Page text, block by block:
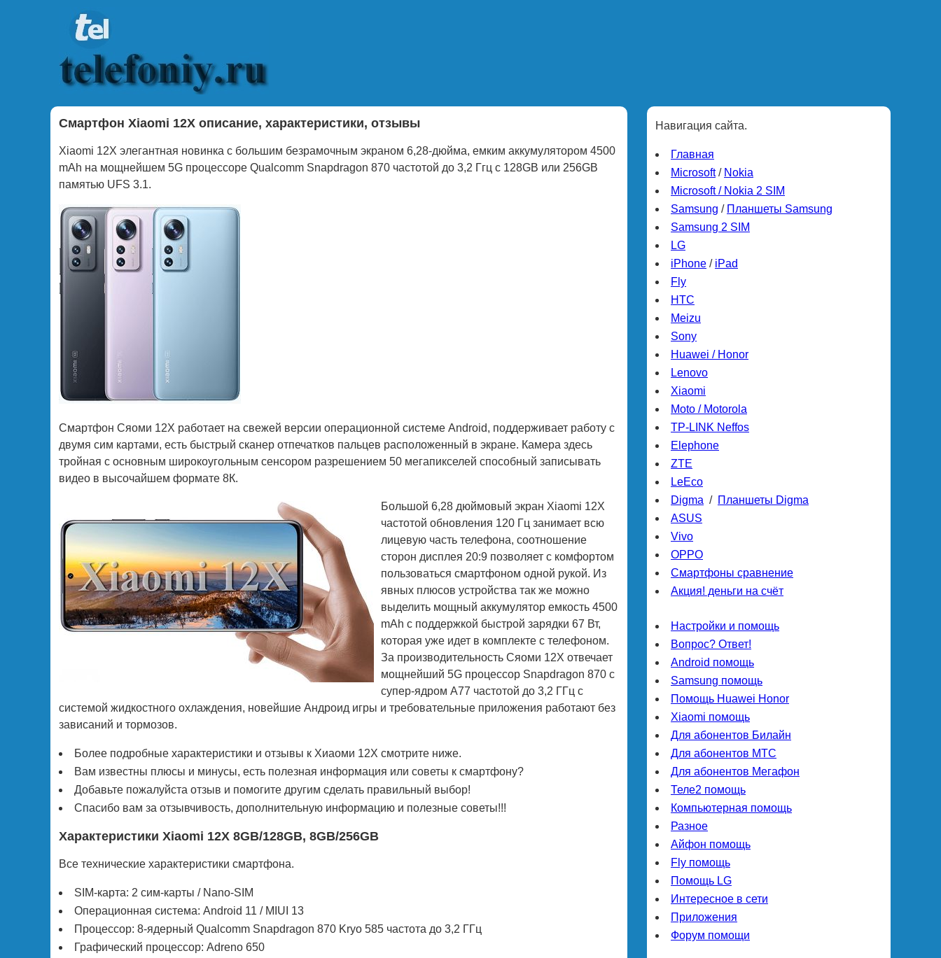
Смартфон Xiaomi 12X описание, характеристики, отзывы
Xiaomi 12X элегантная новинка с большим безрамочным экраном 6,28-дюйма, емким аккумулятором 4500
mAh на мощнейшем 5G процессоре Qualcomm Snapdragon 870 частотой до 3,2 Ггц с 128GB или 256GB
памятью UFS 3.1.
Смартфон Сяоми 12Х работает на свежей версии операционной системе Android, поддерживает работу с
двумя сим картами, есть быстрый сканер отпечатков пальцев расположенный в экране. Камера здесь
тройная с основным широкоугольным сенсором разрешением 50 мегапикселей способный записывать
видео в высочайшем формате 8К.
Большой 6,28 дюймовый экран Xiaomi 12X
частотой обновления 120 Гц занимает всю
лицевую часть телефона, соотношение
сторон дисплея 20:9 позволяет с комфортом
пользоваться смартфоном одной рукой. Из
явных плюсов устройства так же можно
выделить мощный аккумулятор емкость 4500
mAh с поддержкой быстрой зарядки 67 Вт,
которая уже идет в комплекте с телефоном.
За производительность Сяоми 12Х отвечает
мощнейший 5G процессор Snapdragon 870 с
супер-ядром A77 частотой до 3,2 ГГц с
системой жидкостного охлаждения, новейшие Андроид игры и требовательные приложения работают без
зависаний и тормозов.
Более подробные характеристики и отзывы к Хиаоми 12Х смотрите ниже.
Вам известны плюсы и минусы, есть полезная информация или советы к смартфону?
Добавьте пожалуйста отзыв и помогите другим сделать правильный выбор!
Спасибо вам за отзывчивость, дополнительную информацию и полезные советы!!!
Характеристики Xiaomi 12X 8GB/128GB, 8GB/256GB
Все технические характеристики смартфона.
SIM-карта: 2 сим-карты / Nano-SIM
Операционная система: Android 11 / MIUI 13
Процессор: 8-ядерный Qualcomm Snapdragon 870 Kryo 585 частота до 3,2 ГГц
Графический процессор: Adreno 650
Навигация сайта.
Главная
Microsoft/ Nokia
Microsoft / Nokia 2 SIM
Samsung / Планшеты Samsung
Samsung 2 SIM
LG
iPhone / iPad
Fly
HTC
Meizu
Sony
Huawei / Honor
Lenovo
Xiaomi
Moto / Motorola
TP-LINK Neffos
Elephone
ZTE
LeEco
Digma / Планшеты Digma
ASUS
Vivo
OPPO
Смартфоны сравнение
Акция! деньги на счёт
Настройки и помощь
Вопрос? Ответ!
Android помощь
Samsung помощь
Помощь Huawei Honor
Xiaomi помощь
Для абонентов Билайн
Для абонентов МТС
Для абонентов Мегафон
Теле2 помощь
Компьютерная помощь
Разное
Айфон помощь
Fly помощь
Помощь LG
Интересное в сети
Приложения
Форум помощи